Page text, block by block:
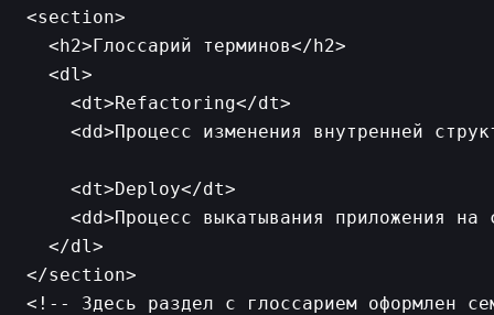
<section>
  <h2>Глоссарий терминов</h2>
  <dl>
    <dt>Refactoring</dt>
<dd>Процесс изменения внутренней
    <dt>Deploy</dt>
<dd>Процесс выкатывания приложения на
  </dl>
<!-- Здесь раздел с глоссарием оформлен